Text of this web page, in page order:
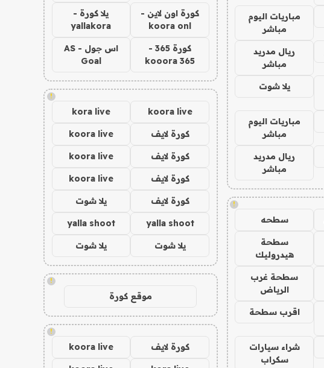
مباريات اليوم
مباشر
ريال مدريد
مباشر
يلا شوت
مباريات اليوم
مباشر
ريال مدريد
مباشر
!
سطحه
سطحة
هيدروليك
سطحة غرب
الرياض
اقرب سطحة
شراء سيارات
سكراب
كورة اون لاين -
koora onl
يلا كورة -
yallakora
كورة 365 -
kooora 365
اس جول - AS
Goal
!
koora live
kora live
كورة لايف koora live
كورة لايف koora live
كورة لايف koora live
كورة لايف يلا شوت
yalla shoot
yalla shoot
يلا شوت يلا شوت
!
موقع كورة
!
كورة لايف koora live